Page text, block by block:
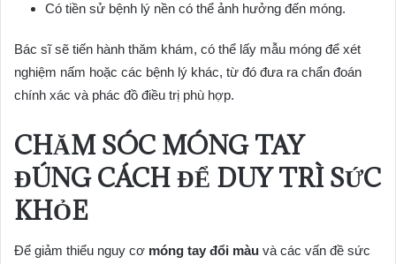
Có tiền sử bệnh lý nền có thể ảnh hưởng đến móng.
Bác sĩ sẽ tiến hành thăm khám, có thể lấy mẫu móng để xét
nghiệm nấm hoặc các bệnh lý khác, từ đó đưa ra chẩn đoán
chính xác và phác đồ điều trị phù hợp.
CHĂM SÓC MÓNG TAY
ĐÚNG CÁCH ĐỂ DUY TRÌ SỨC
KHỎE
Để giảm thiểu nguy cơ móng tay đổi màu và các vấn đề sức